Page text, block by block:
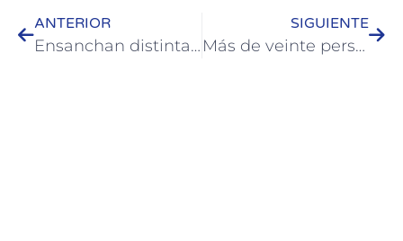
ANTERIOR
Ensanchan distintas calles de la ciudad de Colón para su mejoramiento
SIGUIENTE
Más de veinte personas se capacitan en sistema Braille en Colón